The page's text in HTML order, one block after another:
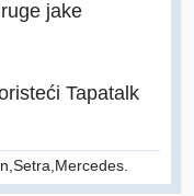
jake
Tapatalk